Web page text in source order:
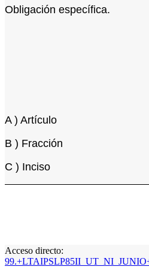
Obligación específica.
A ) Artículo
B ) Fracción
C ) Inciso
Acceso directo: